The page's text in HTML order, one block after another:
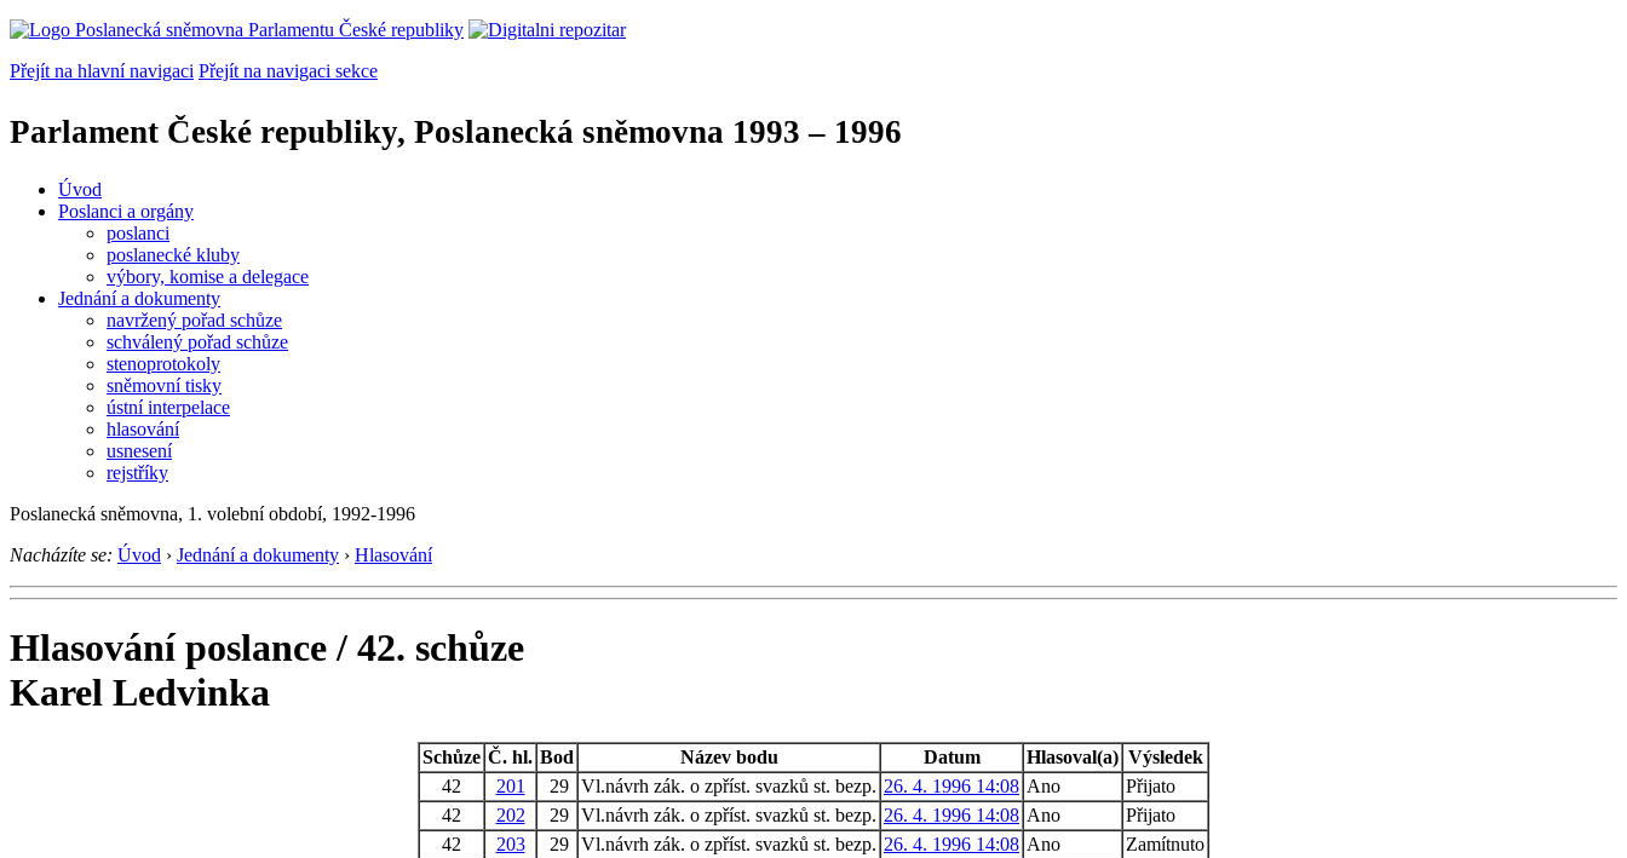
Přejít na hlavní navigaci Přejít na navigaci sekce
Parlament České republiky, Poslanecká sněmovna 1993 – 1996
Úvod
Poslanci a orgány
poslanci
poslanecké kluby
výbory, komise a delegace
Jednání a dokumenty
navržený pořad schůze
schválený pořad schůze
stenoprotokoly
sněmovní tisky
ústní interpelace
hlasování
usnesení
rejstříky
Poslanecká sněmovna, 1. volební období, 1992-1996
Nacházíte se: Úvod › Jednání a dokumenty › Hlasování
Hlasování poslance / 42. schůze
Karel Ledvinka
Schůze Č. hl. Bod Název bodu Datum Hlasoval(a) Výsledek
42
201 29 Vl.návrh zák. o zpříst. svazků st. bezp. 26. 4. 1996 14:08 Ano
Přijato
42
202 29 Vl.návrh zák. o zpříst. svazků st. bezp. 26. 4. 1996 14:08 Ano
Přijato
42
203 29 Vl.návrh zák. o zpříst. svazků st. bezp. 26. 4. 1996 14:08 Ano
Zamítnuto